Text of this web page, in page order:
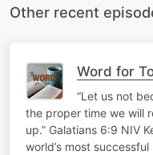
Other recent
Word for
“Let us not
the proper time we will
up.” Galatians 6:9 NIV
world’s most